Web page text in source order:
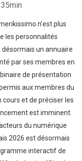
n’est plus
les personnalités
un annuaire
par ses membres en
de présentation
aux membres du
et de préciser les
est imminent.
du numérique
2026 est désormais
interactif de